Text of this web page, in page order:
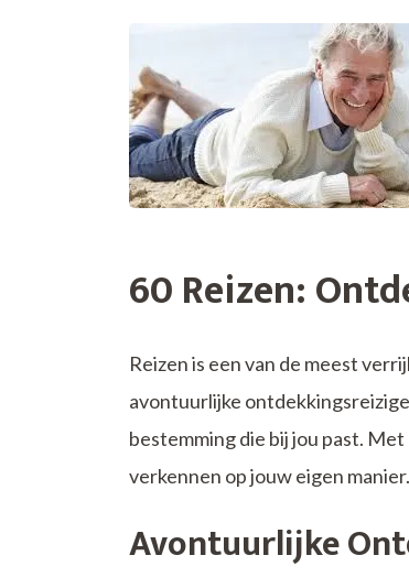
60 Reizen:
Reizen is een van de meest
avontuurlijke
bestemming die bij jou past.
verkennen op jouw eigen manier.
Avontuurlijke